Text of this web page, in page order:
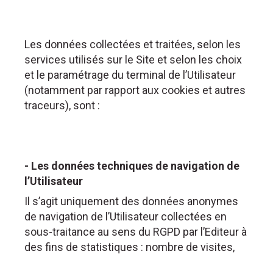
Les données collectées et traitées, selon les
services utilisés sur le Site et selon les choix
et le paramétrage du terminal de l’Utilisateur
(notamment par rapport aux cookies et autres
traceurs), sont :
- Les données techniques de navigation de
l’Utilisateur
Il s’agit uniquement des données anonymes
de navigation de l’Utilisateur collectées en
sous-traitance au sens du RGPD par l’Editeur à
des fins de statistiques : nombre de visites,